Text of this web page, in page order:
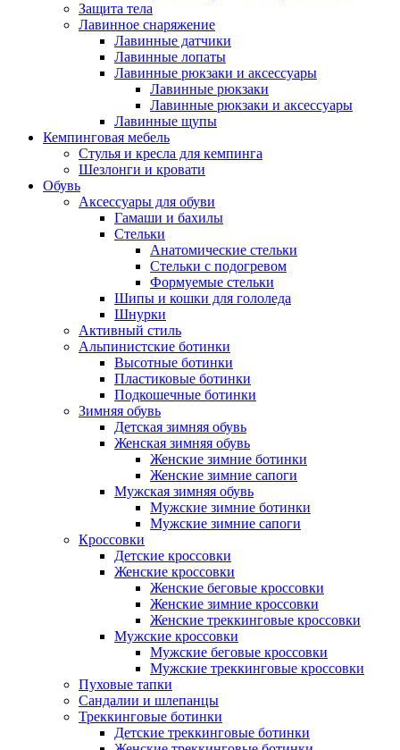
Защита тела
Лавинное снаряжение
Лавинные датчики
Лавинные лопаты
Лавинные рюкзаки и аксессуары
Лавинные рюкзаки
Лавинные рюкзаки и аксессуары
Лавинные щупы
Кемпинговая мебель
Стулья и кресла для кемпинга
Шезлонги и кровати
Обувь
Аксессуары для обуви
Гамаши и бахилы
Стельки
Анатомические стельки
Стельки с подогревом
Формуемые стельки
Шипы и кошки для гололеда
Шнурки
Активный стиль
Альпинистские ботинки
Высотные ботинки
Пластиковые ботинки
Подкошечные ботинки
Зимняя обувь
Детская зимняя обувь
Женская зимняя обувь
Женские зимние ботинки
Женские зимние сапоги
Мужская зимняя обувь
Мужские зимние ботинки
Мужские зимние сапоги
Кроссовки
Детские кроссовки
Женские кроссовки
Женские беговые кроссовки
Женские зимние кроссовки
Женские треккинговые кроссовки
Мужские кроссовки
Мужские беговые кроссовки
Мужские треккинговые кроссовки
Пуховые тапки
Сандалии и шлепанцы
Треккинговые ботинки
Детские треккинговые ботинки